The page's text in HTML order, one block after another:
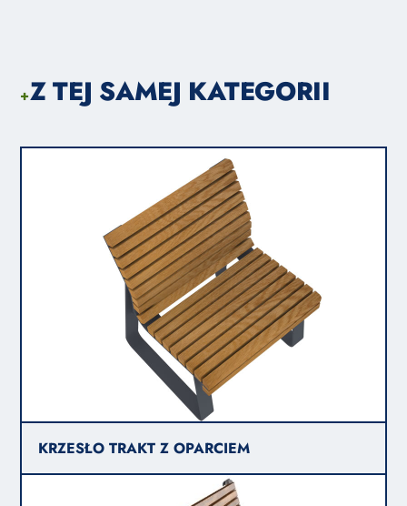
+Z TEJ SAMEJ KATEGORII
KRZESŁO TRAKT Z OPARCIEM